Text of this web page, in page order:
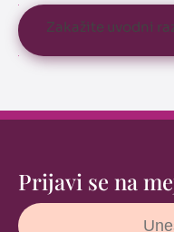
Zakažite uvodni
Prijavi se na